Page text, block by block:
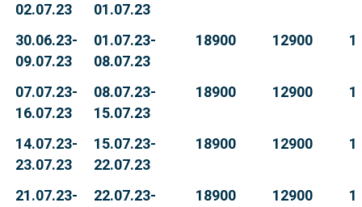
02.07.23
01.07.23
30.06.23-
09.07.23
01.07.23-
08.07.23
18900 12900
07.07.23-
16.07.23
08.07.23-
15.07.23
18900 12900
14.07.23-
23.07.23
15.07.23-
22.07.23
18900 12900
21.07.23-
22.07.23-
18900 12900